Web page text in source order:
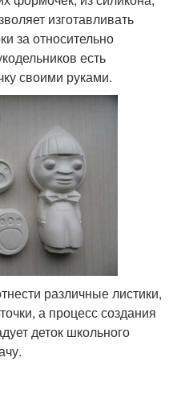
изготавливать
за относительно
есть
своими руками.
различные листики,
а процесс создания
деток школьного